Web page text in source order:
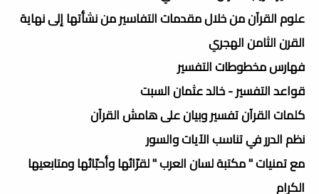
علوم القرآن من خلال مقدمات التفاسير من نشأتها إلى نهاية
القرن الثامن الهجري
فهارس مخطوطات التفسير
قواعد التفسير - خالد عثمان السبت
كلمات القرآن تفسير وبيان على هامش القرآن
نظم الدرر في تناسب الآيات والسور
مع تمنيات " مكتبة لسان العرب " لقرّائها وأحبّائها ومتابعيها
الكرام